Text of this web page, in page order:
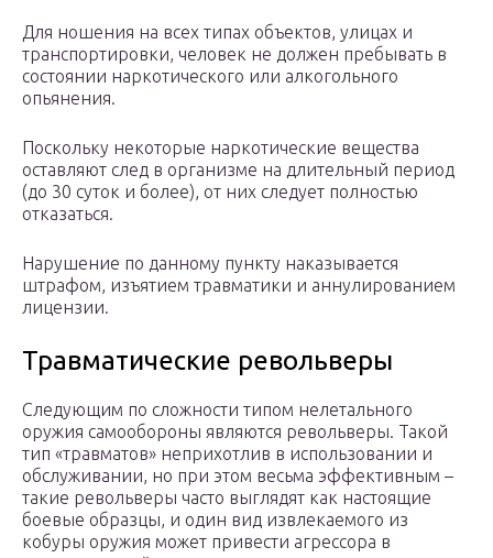
Для ношения на всех типах объектов, улицах и
транспортировки, человек не должен пребывать в
состоянии наркотического или алкогольного
опьянения.
Поскольку некоторые наркотические вещества
оставляют след в организме на длительный период
(до 30 суток и более), от них следует полностью
отказаться.
Нарушение по данному пункту наказывается
штрафом, изъятием травматики и аннулированием
лицензии.
Травматические револьверы
Следующим по сложности типом нелетального
оружия самообороны являются револьверы. Такой
тип «травматов» неприхотлив в использовании и
обслуживании, но при этом весьма эффективным –
такие револьверы часто выглядят как настоящие
боевые образцы, и один вид извлекаемого из
кобуры оружия может привести агрессора в